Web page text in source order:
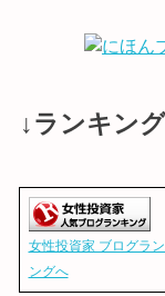
↓ランキン
女性投資家 ブログラ
ングへ